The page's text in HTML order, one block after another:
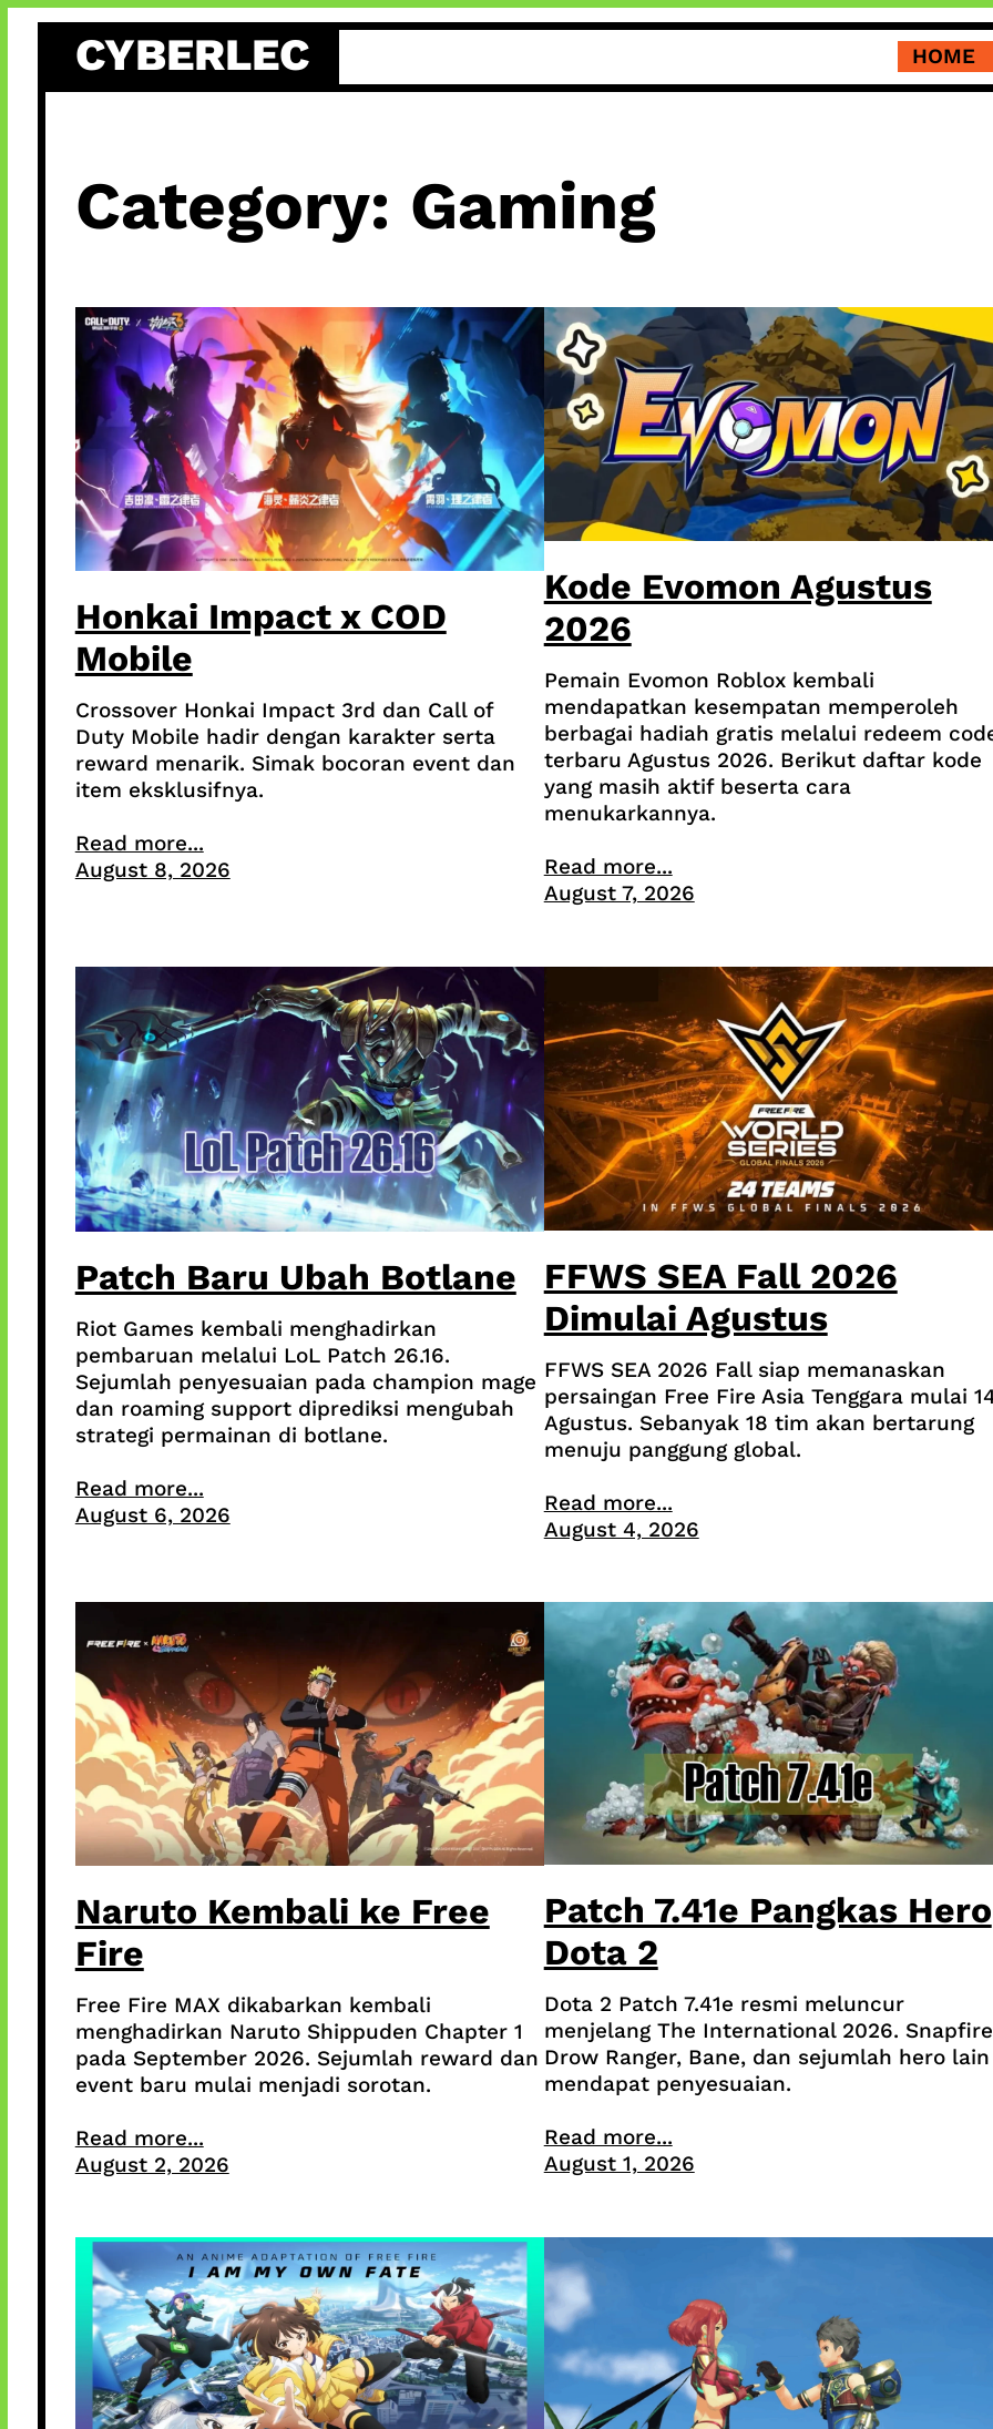
content
CYBERLEC HOME
Category: Gaming
Honkai Impact x COD
Mobile
Crossover Honkai Impact 3rd dan Call of
Duty Mobile hadir dengan karakter serta
reward menarik. Simak bocoran event dan
item eksklusifnya.
Read more...
August 8, 2026
Kode Evomon Agustus
2026
Pemain Evomon Roblox kembali
mendapatkan kesempatan memperoleh
berbagai hadiah gratis melalui redeem
terbaru Agustus 2026. Berikut daftar kode
yang masih aktif beserta cara
menukarkannya.
Read more...
August 7, 2026
Patch Baru Ubah Botlane
Riot Games kembali menghadirkan
pembaruan melalui LoL Patch 26.16.
Sejumlah penyesuaian pada champion mage
dan roaming support diprediksi mengubah
strategi permainan di botlane.
Read more...
August 6, 2026
FFWS SEA Fall 2026
Dimulai Agustus
FFWS SEA 2026 Fall siap memanaskan
persaingan Free Fire Asia Tenggara mulai
Agustus. Sebanyak 18 tim akan bertarung
menuju panggung global.
Read more...
August 4, 2026
Naruto Kembali ke Free
Fire
Free Fire MAX dikabarkan kembali
menghadirkan Naruto Shippuden Chapter 1
pada September 2026. Sejumlah reward dan
event baru mulai menjadi sorotan.
Read more...
August 2, 2026
Patch 7.41e Pangkas Hero
Dota 2
Dota 2 Patch 7.41e resmi meluncur
menjelang The International 2026.
Drow Ranger, Bane, dan sejumlah hero lain
mendapat penyesuaian.
Read more...
August 1, 2026